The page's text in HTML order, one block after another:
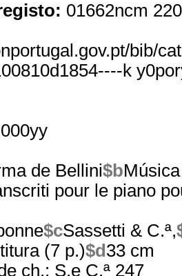
01662ncm
bib/
k
de Bellini$b
pour le piano
$cSassetti & C.ª,
(7 p.)$d 33 cm
ch.: S.e C.ª 247